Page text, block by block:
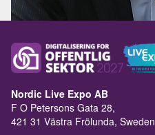
Nordic Live Expo AB
F O Petersons Gata 28,
421 31 Västra Frölunda, Sweden